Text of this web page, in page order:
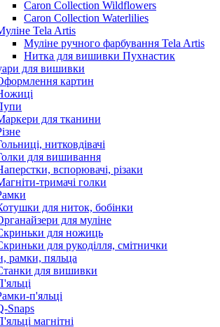
Caron Collection Wildflowers
Caron Collection Waterlilies
Tela Artis
Муліне ручного фарбування Tela Artis
Нитка для вишивки Пухнастик
для вишивки
картин
для тканини
нитковдівачі
для вишивання
вспорювачі, різаки
тримачі голки
для ниток, бобінки
для муліне
для ножиць
для рукоділля, смітнички
рамки, пяльца
для вишивки
п'яльці
Snaps
магнітні